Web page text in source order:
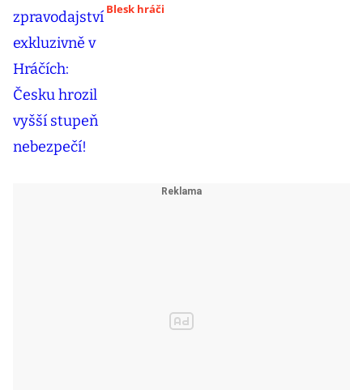
Blesk hráči